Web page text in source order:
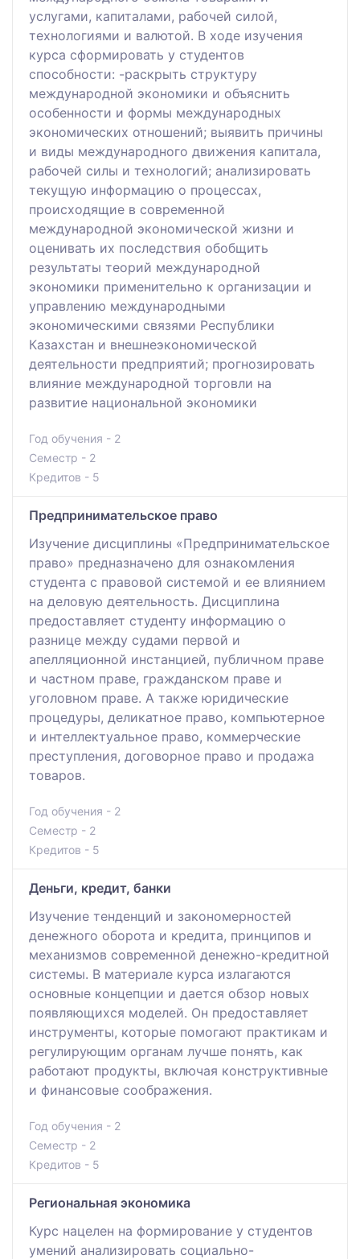
услугами, капиталами, рабочей силой,
технологиями и валютой. В ходе изучения
курса сформировать у студентов
способности: -раскрыть структуру
международной экономики и объяснить
особенности и формы международных
экономических отношений; выявить причины
и виды международного движения капитала,
рабочей силы и технологий; анализировать
текущую информацию о процессах,
происходящие в современной
международной экономической жизни и
оценивать их последствия обобщить
результаты теорий международной
экономики применительно к организации и
управлению международными
экономическими связями Республики
Казахстан и внешнеэкономической
деятельности предприятий; прогнозировать
влияние международной торговли на
развитие национальной экономики
Год обучения - 2
Семестр - 2
Кредитов - 5
Предпринимательское право
Изучение дисциплины «Предпринимательское
право» предназначено для ознакомления
студента с правовой системой и ее влиянием
на деловую деятельность. Дисциплина
предоставляет студенту информацию о
разнице между судами первой и
апелляционной инстанцией, публичном праве
и частном праве, гражданском праве и
уголовном праве. А также юридические
процедуры, деликатное право, компьютерное
и интеллектуальное право, коммерческие
преступления, договорное право и продажа
товаров.
Год обучения - 2
Семестр - 2
Кредитов - 5
Деньги, кредит, банки
Изучение тенденций и закономерностей
денежного оборота и кредита, принципов и
механизмов современной денежно-кредитной
системы. В материале курса излагаются
основные концепции и дается обзор новых
появляющихся моделей. Он предоставляет
инструменты, которые помогают практикам и
регулирующим органам лучше понять, как
работают продукты, включая конструктивные
и финансовые соображения.
Год обучения - 2
Семестр - 2
Кредитов - 5
Региональная экономика
Курс нацелен на формирование у студентов
умений анализировать социально-